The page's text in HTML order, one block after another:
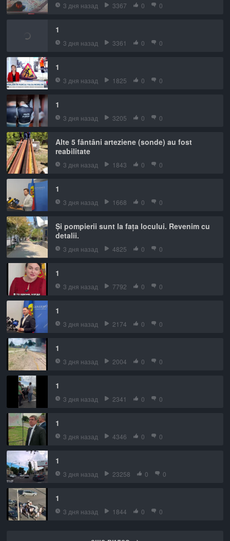
3 дня назад 3367 0 0
1
3 дня назад 3361 0 0
1
3 дня назад 1825 0 0
1
3 дня назад 3205 0 0
Alte 5 fântâni arteziene (sonde) au fost
reabilitate
3 дня назад 1843 0 0
1
3 дня назад 1668 0 0
Și pompierii sunt la fața locului. Revenim cu
detalii.
3 дня назад 4825 0 0
1
3 дня назад 7792 0 0
1
3 дня назад 2174 0 0
1
3 дня назад 2004 0 0
1
3 дня назад 2341 0 0
1
3 дня назад 4346 0 0
1
3 дня назад 23258 0 0
1
3 дня назад 1844 0 0